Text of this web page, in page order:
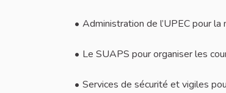
Administration de l’UPEC pour
Le SUAPS pour organiser les
Services de sécurité et vigiles